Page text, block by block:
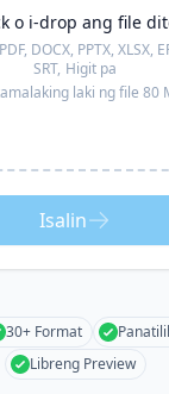
o i-drop ang file
PDF, DOCX, PPTX, XLSX,
SRT, Higit pa
laki ng file 80
Isalin
30+ Format
Libreng Preview